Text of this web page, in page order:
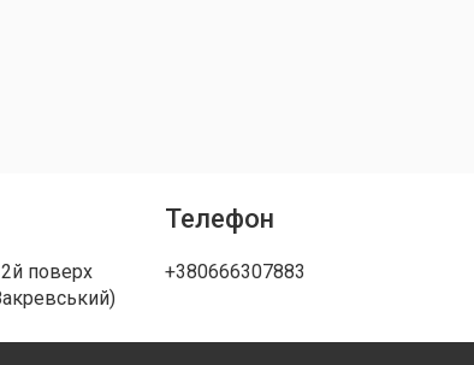
поверх
Телефон
+380666307883